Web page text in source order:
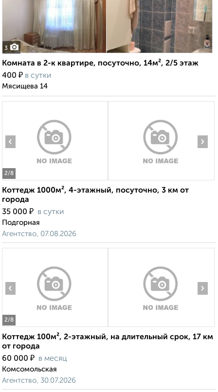
3
Комната в 2-к квартире, посуточно, 14м², 2/5 этаж
400 ₽ в сутки
Мясищева 14
2/8
‹ ›
Коттедж 1000м², 4-этажный, посуточно, 3 км от
города
35 000 ₽ в сутки
Подгорная
Агентство, 07.08.2026
2/8
‹ ›
Коттедж 100м², 2-этажный, на длительный срок, 17 км
от города
60 000 ₽ в месяц
Комсомольская
Агентство, 30.07.2026